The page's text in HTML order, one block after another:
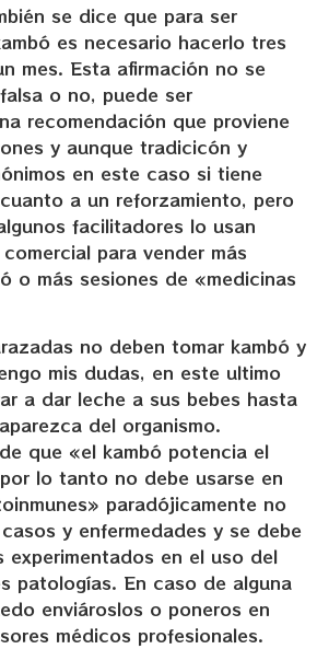
se dice que para ser
es necesario hacerlo tres
mes. Esta afirmación no se
o no, puede ser
recomendación que proviene
y aunque tradicicón y
en este caso si tiene
a un reforzamiento, pero
facilitadores lo usan
para vender más
o más sesiones de «medicinas
no deben tomar kambó y
mis dudas, en este ultimo
a dar leche a sus bebes hasta
del organismo.
que «el kambó potencia el
lo tanto no debe usarse en
paradójicamente no
y enfermedades y se debe
experimentados en el uso del
patologías. En caso de alguna
enviároslos o poneros en
médicos profesionales.